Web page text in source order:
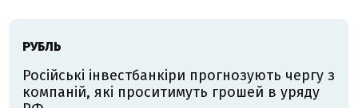
РУБЛЬ
Російські інвестбанкіри прогнозують чергу з
компаній, які проситимуть грошей в уряду